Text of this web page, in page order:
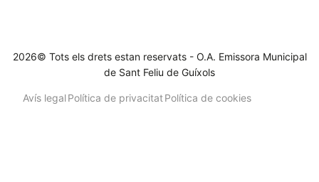
2026© Tots els drets estan reservats - O.A. Emissora Municipal
de Sant Feliu de Guíxols
Avís legalPolítica de privacitatPolítica de cookies